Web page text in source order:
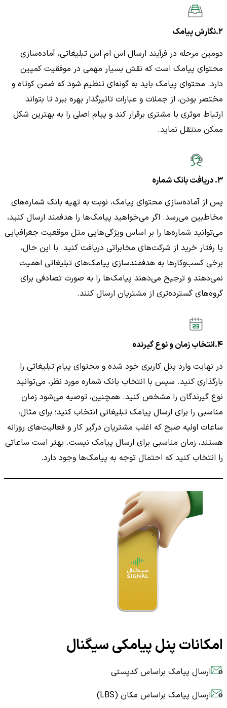
۲.نگارش پیامک
دومین مرحله در فرآیند ارسال اس ام اس تبلیغاتی، آماده‌سازی
محتوای پیامک است که نقش بسیار مهمی در موفقیت کمپین
دارد. محتوای پیامک باید به گونه‌ای تنظیم شود که ضمن کوتاه و
مختصر بودن، از جملات و عبارات تاثیرگذار بهره ببرد تا بتواند
ارتباط موثری با مشتری برقرار کند و پیام اصلی را به بهترین شکل
ممکن منتقل نماید.
۳. دریافت بانک شماره
پس از آماده‌سازی محتوای پیامک، نوبت به تهیه بانک شماره‌های
مخاطبین می‌رسد. اگر می‌خواهید پیامک‌ها را هدفمند ارسال کنید،
می‌توانید شماره‌ها را بر اساس ویژگی‌هایی مثل موقعیت جغرافیایی
یا رفتار خرید از شرکت‌های مخابراتی دریافت کنید. با این حال،
برخی کسب‌وکارها به هدفمندسازی پیامک‌های تبلیغاتی اهمیت
نمی‌دهند و ترجیح می‌دهند پیامک‌ها را به صورت تصادفی برای
گروه‌های گسترده‌تری از مشتریان ارسال کنند.
۴.انتخاب زمان و نوع گیرنده
در نهایت وارد پنل کاربری خود شده و محتوای پیام تبلیغاتی را
بارگذاری کنید. سپس با انتخاب بانک شماره مورد نظر، می‌توانید
نوع گیرندگان را مشخص کنید. همچنین، توصیه می‌شود زمان
مناسبی را برای ارسال پیامک تبلیغاتی انتخاب کنید؛ برای مثال،
ساعات اولیه صبح که اغلب مشتریان درگیر کار و فعالیت‌های روزانه
هستند، زمان مناسبی برای ارسال پیامک نیست. بهتر است ساعاتی
را انتخاب کنید که احتمال توجه به پیامک‌ها وجود دارد.
امکانات پنل پیامکی سیگنال
ارسال پیامک براساس کدپستی
ارسال پیامک براساس مکان (LBS)